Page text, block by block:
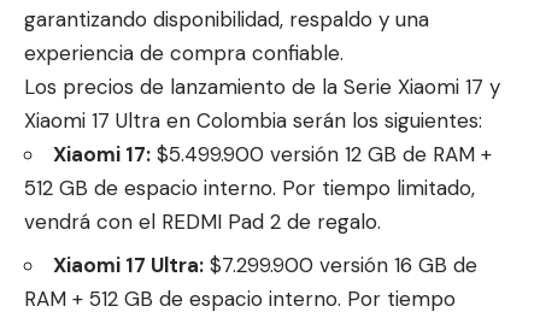
garantizando disponibilidad, respaldo y una
experiencia de compra confiable.
Los precios de lanzamiento de la Serie Xiaomi 17 y
Xiaomi 17 Ultra en Colombia serán los siguientes:
Xiaomi 17: $5.499.900 versión 12 GB de RAM +
512 GB de espacio interno. Por tiempo limitado,
vendrá con el REDMI Pad 2 de regalo.
Xiaomi 17 Ultra: $7.299.900 versión 16 GB de
RAM + 512 GB de espacio interno. Por tiempo